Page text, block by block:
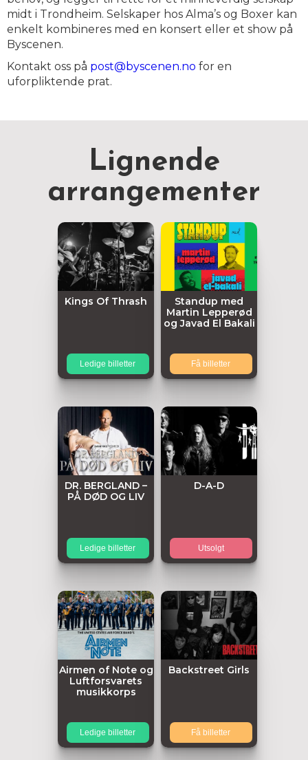
midt i Trondheim. Selskaper hos Alma’s og Boxer kan
enkelt kombineres med en konsert eller et show på
Byscenen.
Kontakt oss på post@byscenen.no for en
uforpliktende prat.
Lignende
arrangementer
Kings Of Thrash
Ledige billetter
Standup med
Martin Lepperød
og Javad El Bakali
Få billetter
DR. BERGLAND –
PÅ DØD OG LIV
Ledige billetter
D-A-D
Utsolgt
Airmen of Note og
Luftforsvarets
musikkorps
Ledige billetter
Backstreet Girls
Få billetter